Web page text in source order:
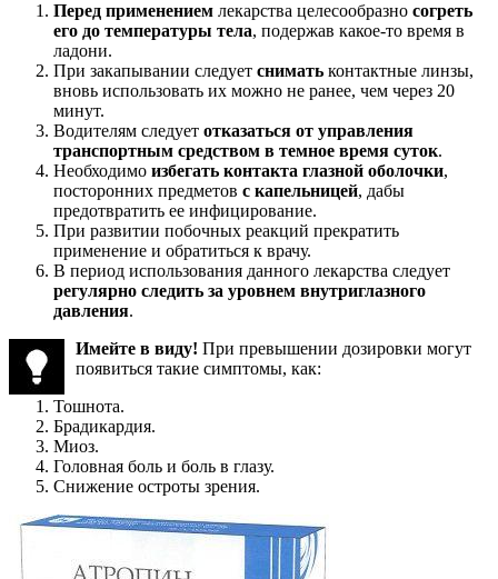
Перед применением лекарства целесообразно согреть
его до температуры тела, подержав какое-то время в
ладони.
При закапывании следует снимать контактные линзы,
вновь использовать их можно не ранее, чем через 20
минут.
Водителям следует отказаться от управления
транспортным средством в темное время суток.
Необходимо избегать контакта глазной оболочки,
посторонних предметов с капельницей, дабы
предотвратить ее инфицирование.
При развитии побочных реакций прекратить
применение и обратиться к врачу.
В период использования данного лекарства следует
регулярно следить за уровнем внутриглазного
давления.
Имейте в виду! При превышении дозировки могут
появиться такие симптомы, как:
Тошнота.
Брадикардия.
Миоз.
Головная боль и боль в глазу.
Снижение остроты зрения.